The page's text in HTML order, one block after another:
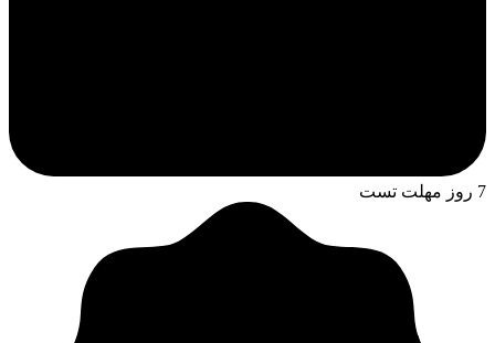
7 روز مهلت تست